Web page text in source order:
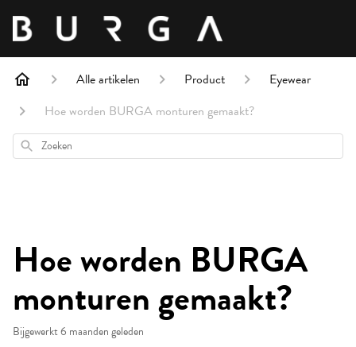
Alle artikelen Product
Eyewear
Hoe worden BURGA monturen gemaakt?
Zoeken
Hoe worden BURGA
monturen gemaakt?
Bijgewerkt6 maanden geleden